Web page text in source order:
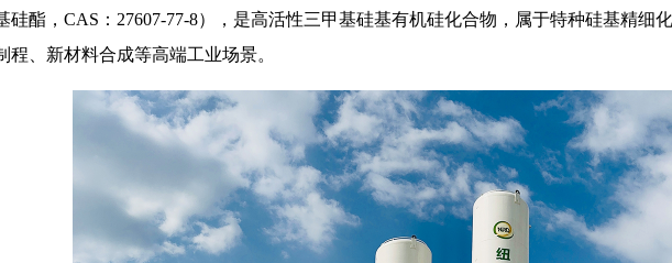
硅酯， CAS：27607-77-8），是高活性三甲基硅基有机硅化合物，属于特种硅基精
、新材料合成等高端工业场景。